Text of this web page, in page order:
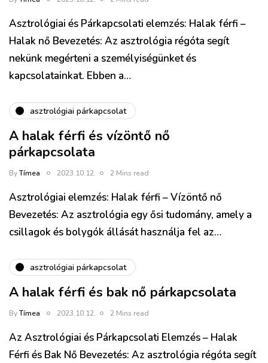
Asztrológiai és Párkapcsolati elemzés: Halak férfi –
Halak nő Bevezetés: Az asztrológia régóta segít
nekünk megérteni a személyiségünket és
kapcsolatainkat. Ebben a…
asztrológiai párkapcsolat
A halak férfi és vízöntő nő
párkapcsolata
ByTímea 2023.10.12. 2 Mins read
Asztrológiai elemzés: Halak férfi – Vízöntő nő
Bevezetés: Az asztrológia egy ősi tudomány, amely a
csillagok és bolygók állását használja fel az…
asztrológiai párkapcsolat
A halak férfi és bak nő párkapcsolata
ByTímea 2023.10.12. 2 Mins read
Az Asztrológiai és Párkapcsolati Elemzés – Halak
Férfi és Bak Nő Bevezetés: Az asztrológia régóta segít